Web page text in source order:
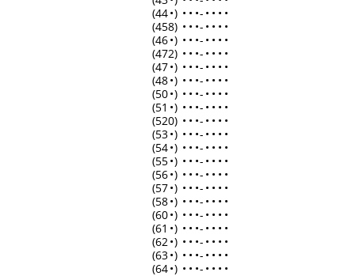
(44•) • • •- • • • •
(458) • • •- • • • •
(46•) • • •- • • • •
(472) • • •- • • • •
(47•) • • •- • • • •
(48•) • • •- • • • •
(50•) • • •- • • • •
(51 •) • • •- • • • •
(520) • • •- • • • •
(53•) • • •- • • • •
(54•) • • •- • • • •
(55•) • • •- • • • •
(56•) • • •- • • • •
(57•) • • •- • • • •
(58•) • • •- • • • •
(60•) • • •- • • • •
(61 •) • • •- • • • •
(62•) • • •- • • • •
(63•) • • •- • • • •
(64•) • • •- • • • •